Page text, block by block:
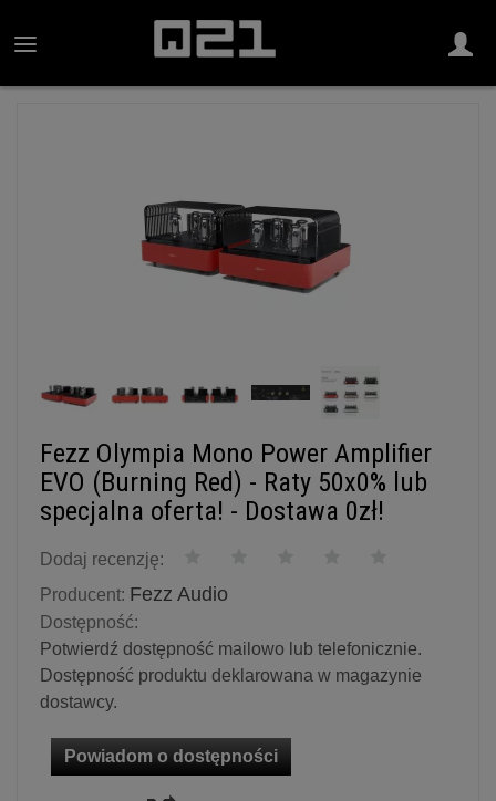
Fezz Olympia Mono Power Amplifier
EVO (Burning Red) - Raty 50x0% lub
specjalna oferta! - Dostawa 0zł!
Dodaj recenzję:
Producent: Fezz Audio
Dostępność:
Potwierdź dostępność mailowo lub telefonicznie.
Dostępność produktu deklarowana w magazynie
dostawcy.
Powiadom o dostępności